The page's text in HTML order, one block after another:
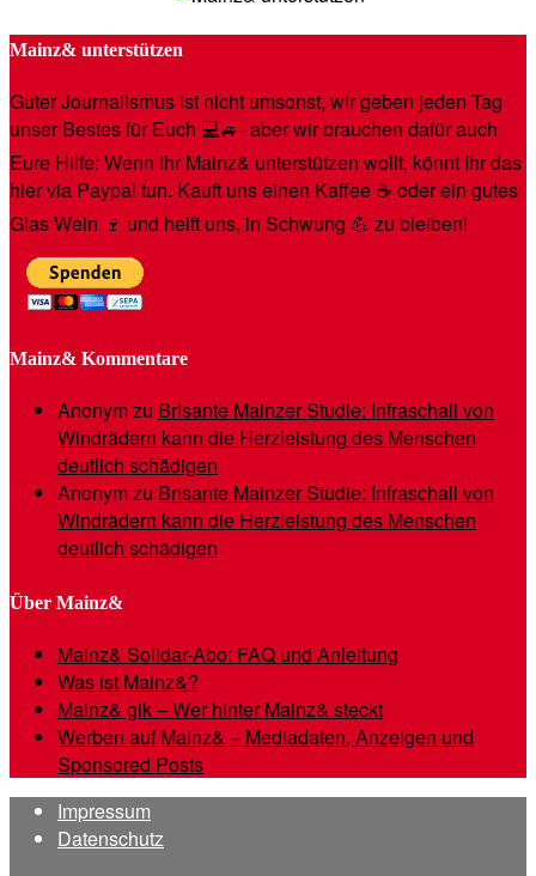
Mainz& unterstützen
Guter Journalismus ist nicht umsonst, wir geben jeden Tag
unser Bestes für Euch 💻🚙- aber wir brauchen dafür auch
Eure Hilfe: Wenn Ihr Mainz& unterstützen wollt, könnt Ihr das
hier via Paypal tun. Kauft uns einen Kaffee ☕️ oder ein gutes
Glas Wein 🍷 und helft uns, in Schwung 💪 zu bleiben!
Mainz& Kommentare
Anonymzu Brisante Mainzer Studie: Infraschall von
Windrädern kann die Herzleistung des Menschen
deutlich schädigen
Anonymzu Brisante Mainzer Studie: Infraschall von
Windrädern kann die Herzleistung des Menschen
deutlich schädigen
Über Mainz&
Mainz& Solidar-Abo: FAQ und Anleitung
Was ist Mainz&?
Mainz& gik – Wer hinter Mainz& steckt
Werben auf Mainz& – Mediadaten, Anzeigen und
Sponsored Posts
Impressum
Datenschutz